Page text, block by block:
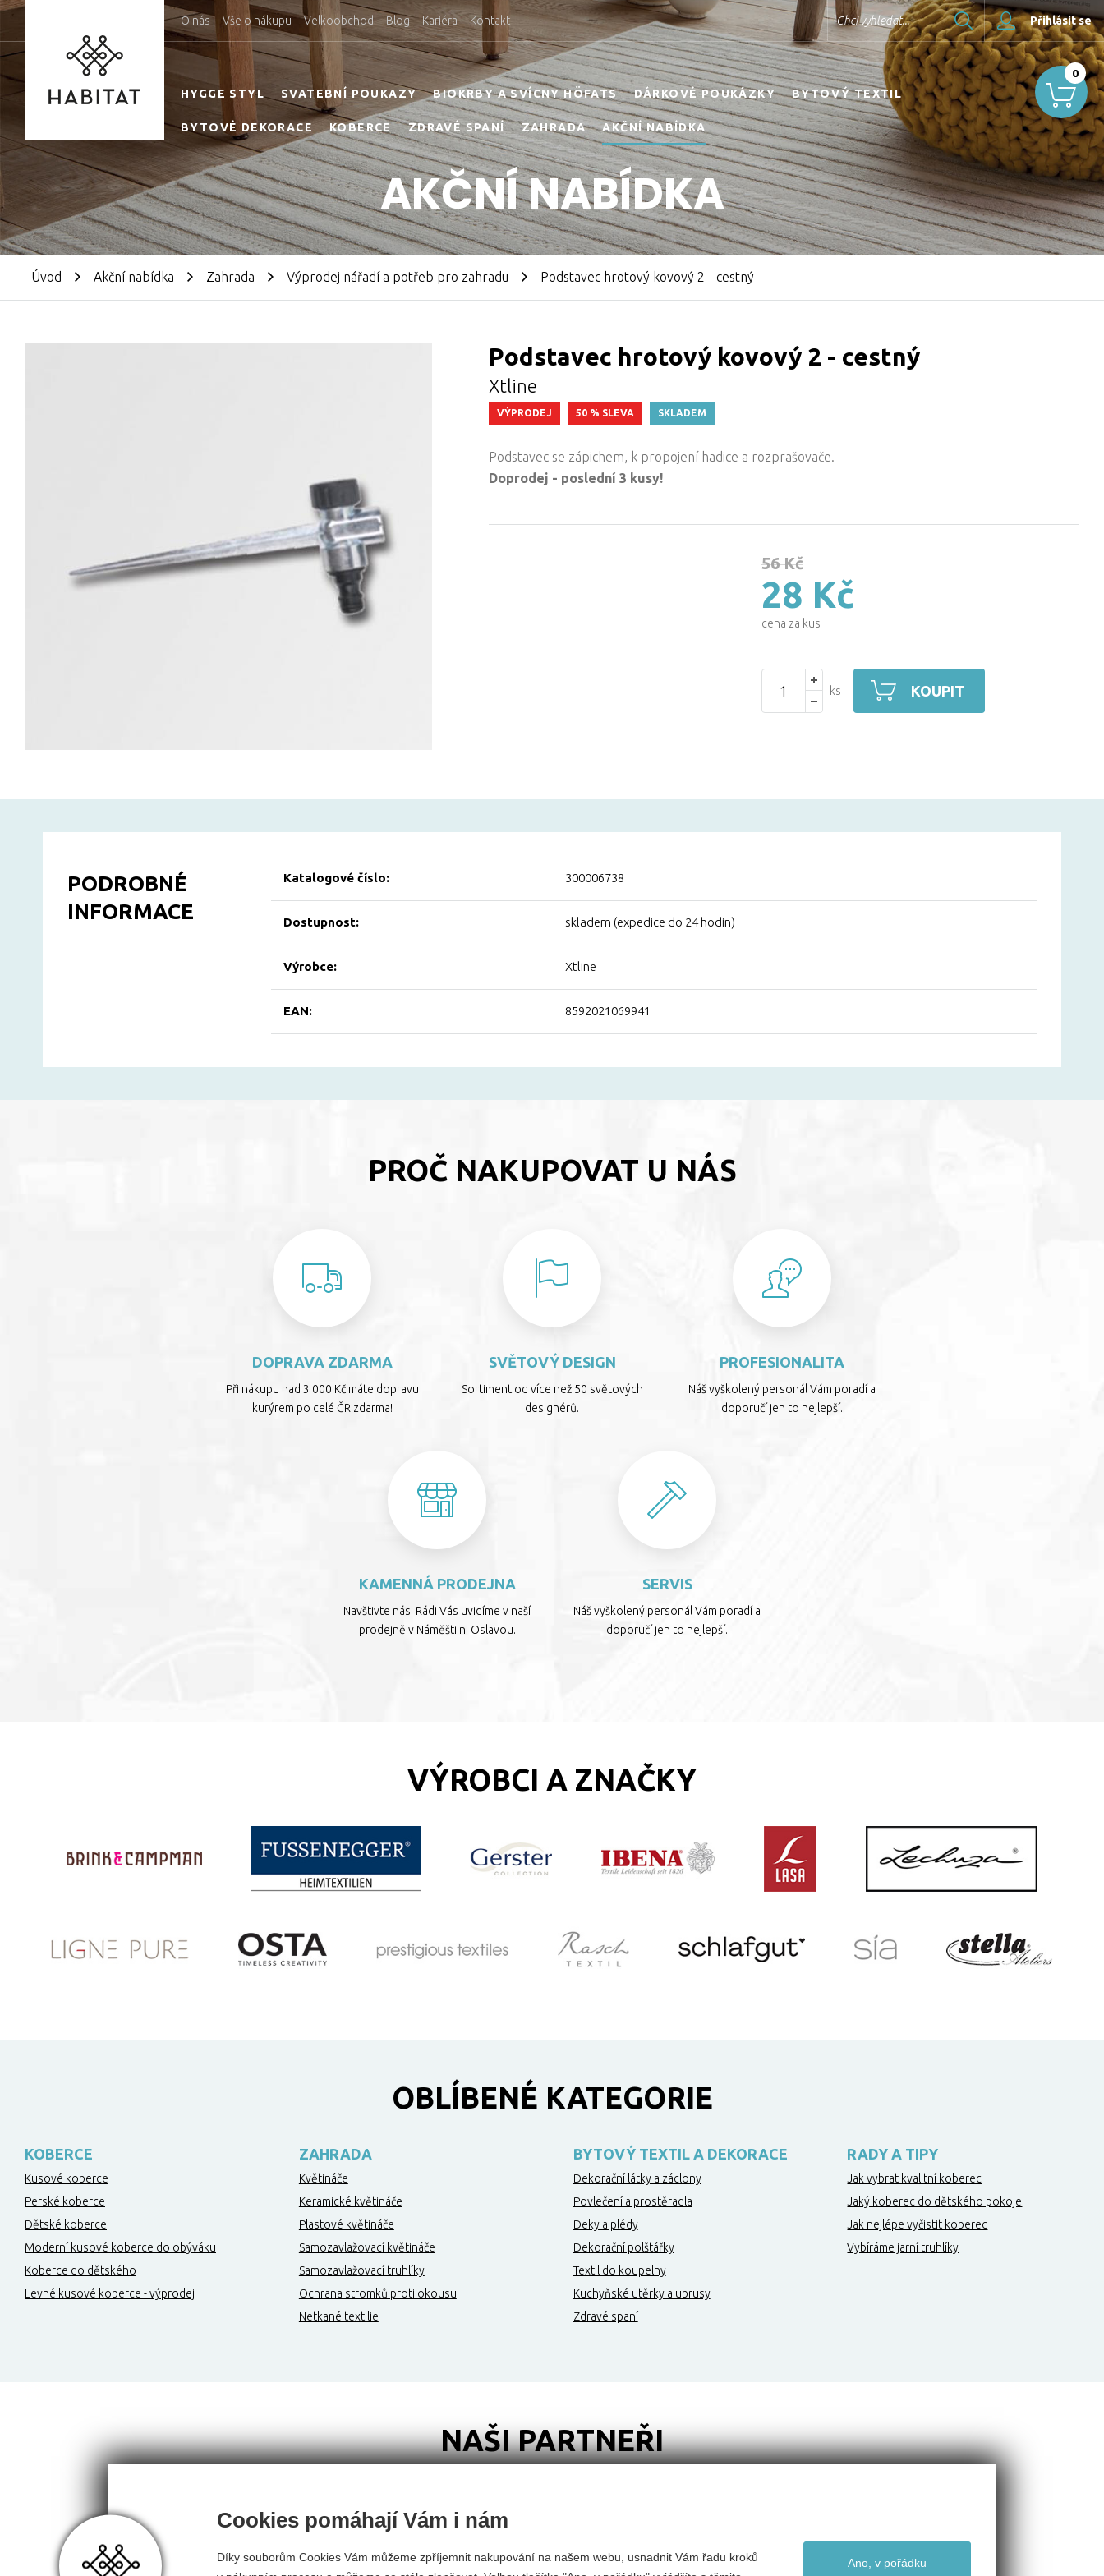
O nás Vše o nákupu Velkoobchod Blog Kariéra Kontakt Přihlásit se
Chci vyhledat... Hledat
HYGGE STYL SVATEBNÍ POUKAZY BIOKRBY A SVÍCNY HÖFATS DÁRKOVÉ POUKÁZKY BYTOVÝ TEXTIL
BYTOVÉ DEKORACE KOBERCE ZDRAVÉ SPANÍ ZAHRADA AKČNÍ NABÍDKA
AKČNÍ NABÍDKA
0
Úvod Akční nabídka Zahrada Výprodej nářadí a potřeb pro zahradu Podstavec hrotový kovový 2 - cestný
Podstavec hrotový kovový 2 - cestný
Xtline
VÝPRODEJ 50 % SLEVA SKLADEM
Podstavec se zápichem, k propojení hadice a rozprašovače.
Doprodej - poslední 3 kusy!
56 Kč
28 Kč
cena za kus
ks KOUPIT
PODROBNÉ
INFORMACE
Katalogové číslo: 300006738
Dostupnost: skladem (expedice do 24 hodin)
Výrobce: Xtline
EAN: 8592021069941
PROČ NAKUPOVAT U NÁS
DOPRAVA ZDARMA
Při nákupu nad 3 000 Kč máte dopravu
kurýrem po celé ČR zdarma!
SVĚTOVÝ DESIGN
Sortiment od více než 50 světových
designérů.
PROFESIONALITA
Náš vyškolený personál Vám poradí a
doporučí jen to nejlepší.
KAMENNÁ PRODEJNA
Navštivte nás. Rádi Vás uvidíme v naší
prodejně v Náměšti n. Oslavou.
SERVIS
Náš vyškolený personál Vám poradí a
doporučí jen to nejlepší.
VÝROBCI A ZNAČKY
OBLÍBENÉ KATEGORIE
KOBERCE
Kusové koberce
Perské koberce
Dětské koberce
Moderní kusové koberce do obýváku
Koberce do dětského
Levné kusové koberce - výprodej
ZAHRADA
Květináče
Keramické květináče
Plastové květináče
Samozavlažovací květináče
Samozavlažovací truhlíky
Ochrana stromků proti okousu
Netkané textilie
BYTOVÝ TEXTIL A DEKORACE
Dekorační látky a záclony
Povlečení a prostěradla
Deky a plédy
Dekorační polštářky
Textil do koupelny
Kuchyňské utěrky a ubrusy
Zdravé spaní
RADY A TIPY
Jak vybrat kvalitní koberec
Jaký koberec do dětského pokoje
Jak nejlépe vyčistit koberec
Vybíráme jarní truhlíky
NAŠI PARTNEŘI
Cookies pomáhají Vám i nám
Díky souborům Cookies Vám můžeme zpříjemnit nakupování na našem webu, usnadnit Vám řadu kroků
Ano, v pořádku